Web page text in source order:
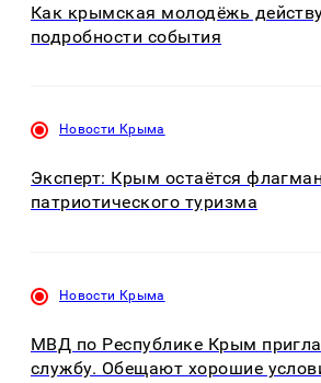
Как крымская молодёжь
подробности события
Новости Крыма
Эксперт: Крым остаётся
патриотического туризма
Новости Крыма
МВД по Республике Крым
службу. Обещают хорошие